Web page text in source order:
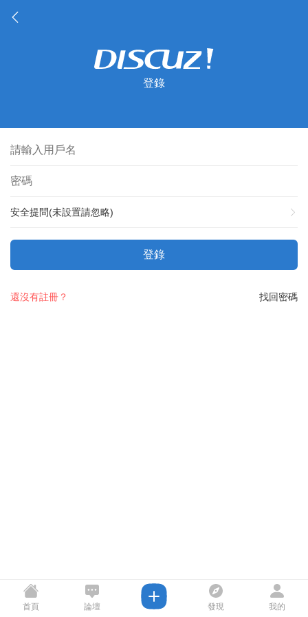
登錄
安全提問(未設置請忽略)
登錄
找回密碼
還沒有註冊？
首頁 論壇 發現 我的